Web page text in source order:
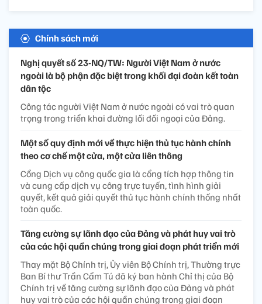
Chính sách mới
Nghị quyết số 23-NQ/TW: Người Việt Nam ở nước
ngoài là bộ phận đặc biệt trong khối đại đoàn kết toàn
dân tộc
Công tác người Việt Nam ở nước ngoài có vai trò quan
trọng trong triển khai đường lối đối ngoại của Đảng.
Một số quy định mới về thực hiện thủ tục hành chính
theo cơ chế một cửa, một cửa liên thông
Cổng Dịch vụ công quốc gia là cổng tích hợp thông tin
và cung cấp dịch vụ công trực tuyến, tình hình giải
quyết, kết quả giải quyết thủ tục hành chính thống nhất
toàn quốc.
Tăng cường sự lãnh đạo của Đảng và phát huy vai trò
của các hội quần chúng trong giai đoạn phát triển mới
Thay mặt Bộ Chính trị, Ủy viên Bộ Chính trị, Thường trực
Ban Bí thư Trần Cẩm Tú đã ký ban hành Chỉ thị của Bộ
Chính trị về tăng cường sự lãnh đạo của Đảng và phát
huy vai trò của các hội quần chúng trong giai đoạn